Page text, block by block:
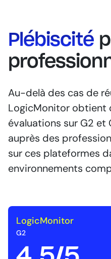
Plébiscité
Au-delà des cas de
LogicMonitor obtient
évaluations sur G2 et
auprès des
sur ces plateformes
environnements
LogicMonitor
G2